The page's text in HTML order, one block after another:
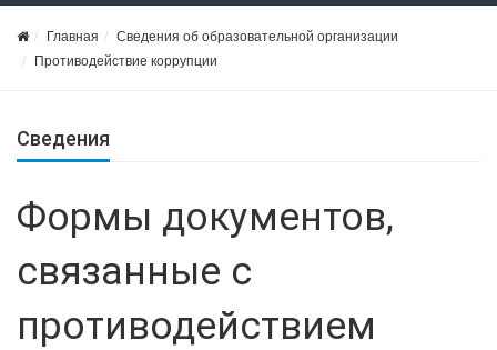
Главная
Сведения об образовательной организации
Противодействие коррупции
Сведения
Формы документов,
связанные с
противодействием